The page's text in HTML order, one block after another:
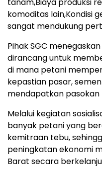
tanam,Biaya produksi
komoditas lain,Kondisi
sangat mendukung
Pihak SGC
dirancang untuk
di mana petani
kepastian pasar,
mendapatkan pasokan
Melalui kegiatan
banyak petani yang
kemitraan tebu,
peningkatan ekonomi
Barat secara